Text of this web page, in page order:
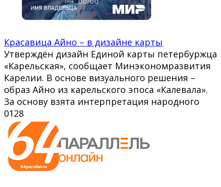
Красавица Айно – в дизайне карты
Утверждён дизайн Единой карты петербуржца
«Карельская», сообщает Минэкономразвития
Карелии. В основе визуального решения –
образ Айно из карельского эпоса «Калевала».
За основу взята интерпретация народного
0128